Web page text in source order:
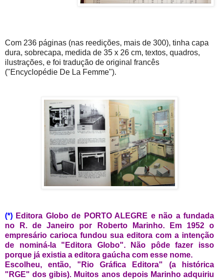
Com 236 páginas (nas reedições, mais de 300), tinha capa
dura, sobrecapa, medida de 35 x 26 cm, textos, quadros,
ilustrações, e foi tradução de original francês
("Encyclopédie De La Femme").
(*) Editora Globo de PORTO ALEGRE e não a fundada
no R. de Janeiro por Roberto Marinho. Em 1952 o
empresário carioca fundou sua editora com a intenção
de nominá-la "Editora Globo". Não pôde fazer isso
porque já existia a editora gaúcha com esse nome.
Escolheu, então, "Rio Gráfica Editora" (a histórica
"RGE" dos gibis). Muitos anos depois Marinho adquiriu